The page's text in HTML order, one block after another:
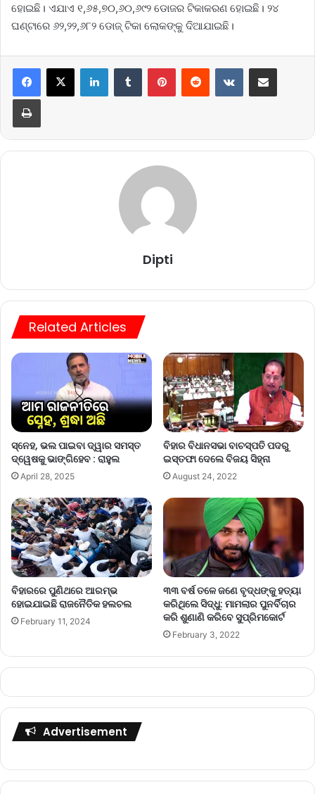
ହୋଇଛି। ଏଯାଏ ୧,୬୫,୭୦,୬୦,୬୯୨ ଡୋଜର ଟିକାକରଣ ହୋଇଛି। ୨୪
ଘଣ୍ଟାରେ ୬୨,୨୨,୬୮୨ ଡୋଜ୍‌ ଟିକା ଲୋକଙ୍କୁ ଦିଆଯାଇଛି।
Dipti
Related Articles
ସ୍ନେହ, ଭଲ ପାଇବା ଦ୍ୱାର ସମସ୍ତ
ଦ୍ୱେଷକୁ ଭାଙ୍ଗିହେବ : ରାହୁଲ
April 28, 2025
ବିହାର ବିଧାନସଭା ବାଚସ୍ପତି ପଦରୁ
ଇସ୍ତଫା ଦେଲେ ବିଜୟ ସିହ୍ନା
August 24, 2022
ବିହାରରେ ପୁଣିଥରେ ଆରମ୍ଭ
ହୋଇଯାଇଛି ରାଜନୈତିକ ହଲଚଲ
February 11, 2024
୩୩ ବର୍ଷ ତଳେ ଜଣେ ବୃଦ୍ଧଙ୍କୁ ହତ୍ୟା
କରିଥିଲେ ସିଦ୍ଧୁ: ମାମଲାର ପୁନର୍ବିଚାର
କରି ଶୁଣାଣି କରିବେ ସୁପ୍ରିମକୋର୍ଟ
February 3, 2022
Advertisement